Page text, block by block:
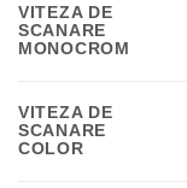
VITEZA DE
SCANARE
MONOCROM
VITEZA DE
SCANARE
COLOR